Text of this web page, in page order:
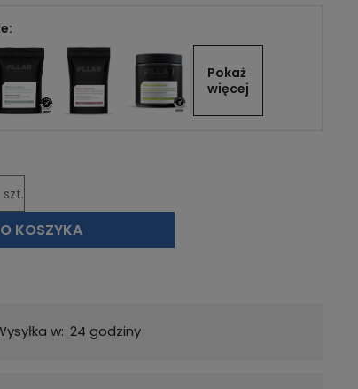
Pokaż
więcej
szt.
KOSZYKA
Dostawa: Darmowa